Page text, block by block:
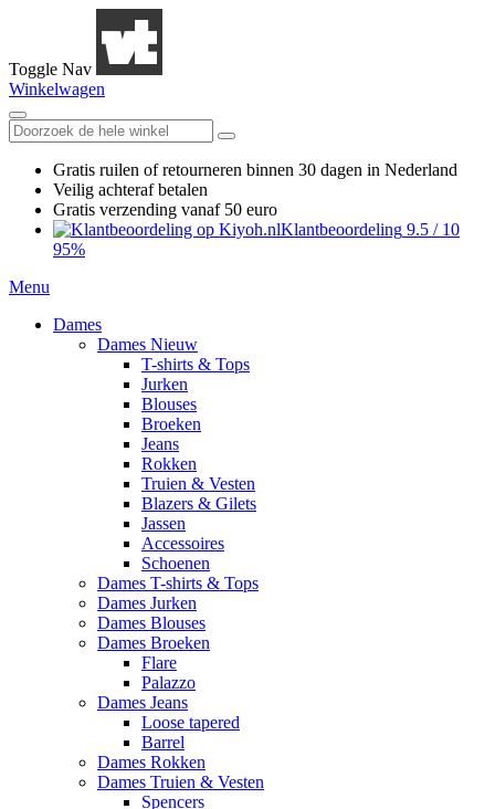
Toggle Nav
Winkelwagen
Gratis ruilen of retourneren binnen 30 dagen in Nederland
Veilig achteraf betalen
Gratis verzending vanaf 50 euro
Klantbeoordeling 9.5 / 10
95%
Menu
Dames
Dames Nieuw
T-shirts & Tops
Jurken
Blouses
Broeken
Jeans
Rokken
Truien & Vesten
Blazers & Gilets
Jassen
Accessoires
Schoenen
Dames T-shirts & Tops
Dames Jurken
Dames Blouses
Dames Broeken
Flare
Palazzo
Dames Jeans
Loose tapered
Barrel
Dames Rokken
Dames Truien & Vesten
Spencers